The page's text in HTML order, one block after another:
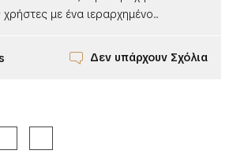
με ένα ιεραρχημένο...
Δεν υπάρχουν Σχόλια